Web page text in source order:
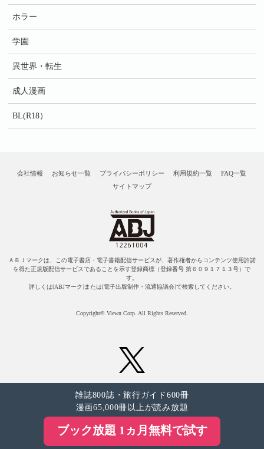
ホラー
学園
異世界・転生
成人漫画
BL(R18）
会社情報 お知らせ一覧 プライバシーポリシー 利用規約一覧
FAQ一覧
サイトマップ
ＡＢＪマークは、この電子書店・電子書籍配信サービスが、著作権者からコンテンツ使用許諾
を得た正規版配信サービスであることを示す登録商標（登録番号 第６０９１７１３号）で
す。
詳しくは[ABJマーク]または[電子出版制作・流通協議会]で検索してください。
Copyright© Viewn Corp. All Rights Reserved.
雑誌800誌・旅行ガイド600冊
漫画65,000冊以上が読み放題
ブック放題 1ヵ月無料で試す